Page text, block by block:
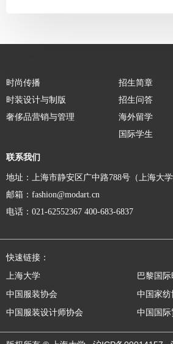
时尚传播
时装设计与制版
奢侈品营销与管理
招生简章
招生问答
海外留学
国际学生
联系我们
地址：上海市静安区广中路788号（上海大学
邮箱：fashion@modart.cn
电话：021-62552367 400-683-6837
快速链接：
上海大学
巴黎国
中国服装协会
中国家纺
中国服装设计师协会
中国国